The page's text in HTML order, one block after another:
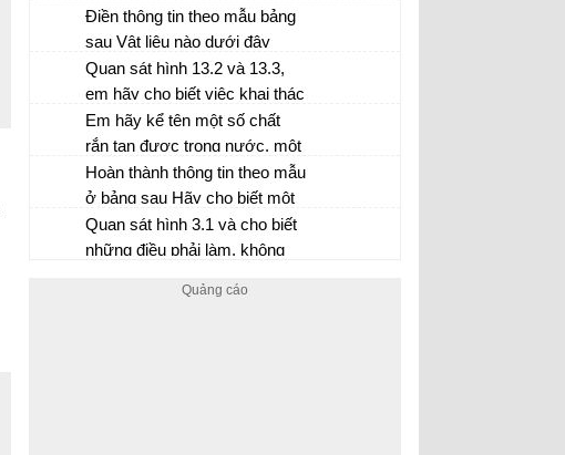
giảm đa dạng sinh học
Điền thông tin theo mẫu bảng
sau Vật liệu nào dưới đây
được sử dụng ngoài mục đích
xây dựng còn hướng tới bảo
vệ môi trường và đảm bảo
phát triển bền vững
Quan sát hình 13.2 và 13.3,
em hãy cho biết việc khai thác
các nguyên liệu khoáng sản tự
phát có đảm bảo an toàn
không? Giải thích
Em hãy kể tên một số chất
rắn tan được trong nước, một
số chất rắn không tan được
trong nước mà em biết
Hoàn thành thông tin theo mẫu
ở bảng sau Hãy cho biết một
số hỗn hợp đồng nhất và
không đồng nhất thường gặp
Quan sát hình 3.1 và cho biết
những điều phải làm, không